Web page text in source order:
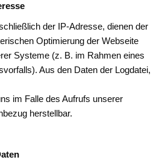
der IP-Adresse, dienen der
Optimierung der Webseite
Systeme (z. B. im Rahmen eines
Aus den Daten der Logdatei,
im Falle des Aufrufs unserer
herstellbar.